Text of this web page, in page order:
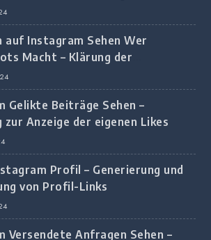
auf Instagram Sehen Wer
Macht – Klärung der
Erkennung
Gelikte Beiträge Sehen –
zur Anzeige der eigenen Likes
Profil – Generierung und
von Profil-Links
Versendete Anfragen Sehen –